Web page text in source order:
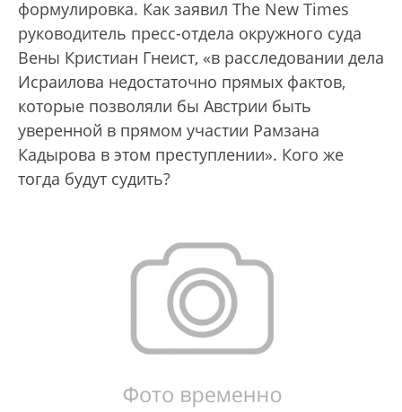
формулировка. Как заявил The New Times
руководитель пресс-отдела окружного суда
Вены Кристиан Гнеист, «в расследовании дела
Исраилова недостаточно прямых фактов,
которые позволяли бы Австрии быть
уверенной в прямом участии Рамзана
Кадырова в этом преступлении». Кого же
тогда будут судить?